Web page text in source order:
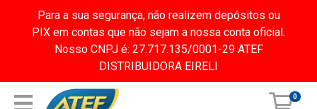
Para a sua segurança, não realizem depósitos ou
PIX em contas que não sejam a nossa conta oficial.
Nosso CNPJ é: 27.717.135/0001-29 ATEF
DISTRIBUIDORA EIRELI
0